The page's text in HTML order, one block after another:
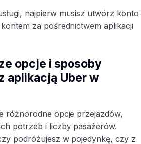
najpierw musisz utwórz konto
za pośrednictwem aplikacji
opcje i sposoby
aplikacją Uber w
różnorodne opcje przejazdów,
potrzeb i liczby pasażerów.
podróżujesz w pojedynkę, czy z